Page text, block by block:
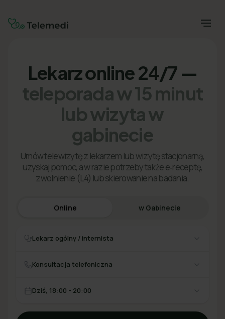
Lekarz online 24/7 —
teleporada w 15 minut
lub wizyta w
gabinecie
Umów telewizytę z lekarzem lub wizytę stacjonarną,
uzyskaj pomoc, a w razie potrzeby także e‑receptę,
zwolnienie (L4) lub skierowanie na badania.
Online w Gabinecie
Lekarz ogólny / internista
Konsultacja telefoniczna
Dziś, 18:00 - 20:00